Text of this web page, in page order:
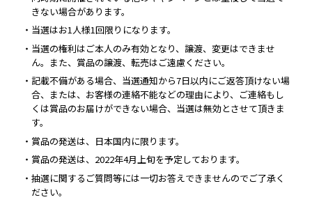
きない場合があります。
・当選はお1人様1回限りになります。
・当選の権利はご本人のみ有効となり、譲渡、変更はできませ
ん。また、賞品の譲渡、転売はご遠慮ください。
・記載不備がある場合、当選通知から7日以内にご返答頂けない場
合、または、お客様の連絡不能などの理由により、ご連絡もし
くは賞品のお届けができない場合、当選は無効とさせて頂きま
す。
・賞品の発送は、日本国内に限ります。
・賞品の発送は、2022年4月上旬を予定しております。
・抽選に関するご質問等には一切お答えできませんのでご了承く
ださい。